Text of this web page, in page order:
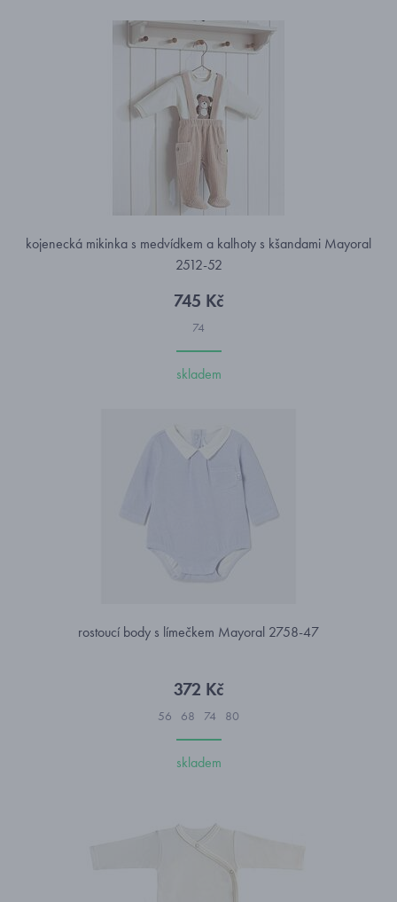
kojenecká mikinka s medvídkem a kalhoty s kšandami Mayoral
2512-52
745 Kč
74
skladem
rostoucí body s límečkem Mayoral 2758-47
372 Kč
56 68 74 80
skladem